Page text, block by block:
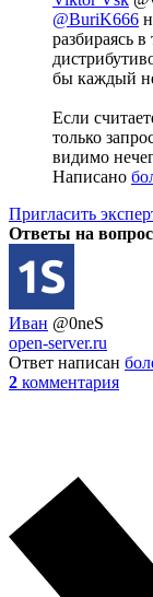
@BuriK666
разбираясь
бы каждый
Если
только
видимо
Написано
Пригласить
Ответы на вопрос
Иван @0neS
open-server.ru
Ответ написан
2 комментария